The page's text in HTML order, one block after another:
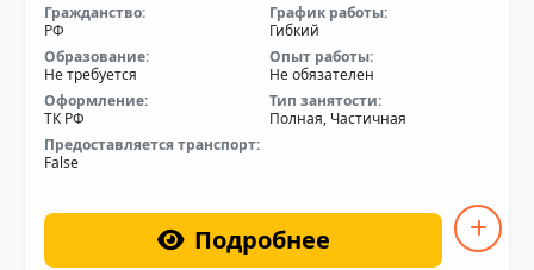
Гражданство:
РФ
График работы:
Гибкий
Образование:
Не требуется
Опыт работы:
Не обязателен
Оформление:
ТК РФ
Тип занятости:
Полная, Частичная
Предоставляется транспорт:
False
Подробнее